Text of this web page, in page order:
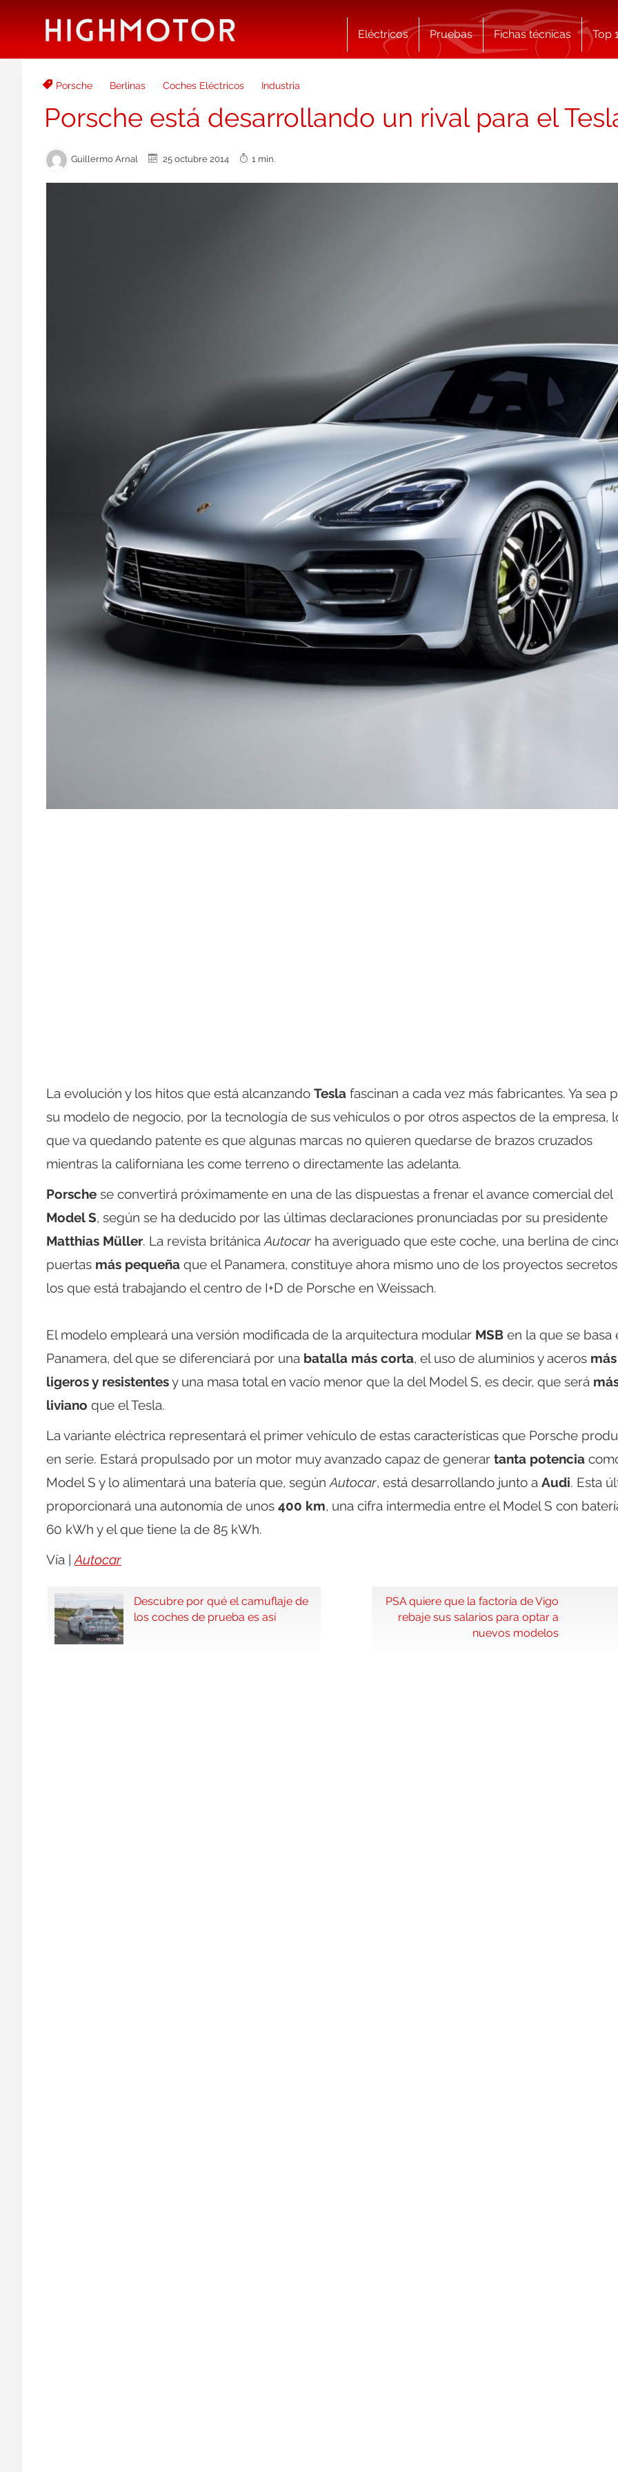
Eléctricos Pruebas Fichas técnicas Top
Porsche Berlinas Coches Eléctricos Industria
Porsche está desarrollando un rival para el
Guillermo Arnal 25 octubre 2014 1 min.
La evolución y los hitos que está alcanzando Tesla fascinan a cada vez más fabricantes. Ya sea
su modelo de negocio, por la tecnología de sus vehículos o por otros aspectos de la empresa,
que va quedando patente es que algunas marcas no quieren quedarse de brazos cruzados
mientras la californiana les come terreno o directamente las adelanta.
Porsche se convertirá próximamente en una de las dispuestas a frenar el avance comercial del
Model S, según se ha deducido por las últimas declaraciones pronunciadas por su presidente
Matthias Müller. La revista británica Autocar ha averiguado que este coche, una berlina de
puertas más pequeña que el Panamera, constituye ahora mismo uno de los proyectos
los que está trabajando el centro de I+D de Porsche en Weissach.
El modelo empleará una versión modificada de la arquitectura modular MSB en la que se basa
Panamera, del que se diferenciará por una batalla más corta, el uso de aluminios y aceros más
ligeros y resistentesy una masa total en vacío menor que la del Model S, es decir, que será
liviano que el Tesla.
La variante eléctrica representará el primer vehículo de estas características que Porsche
en serie. Estará propulsado por un motor muy avanzado capaz de generar tanta potencia
Model S y lo alimentará una batería que, según Autocar, está desarrollando junto a Audi. Esta
proporcionará una autonomía de unos 400 km, una cifra intermedia entre el Model S con
60 kWh y el que tiene la de 85 kWh.
Vía | Autocar
Descubre por qué el camuflaje de
los coches de prueba es así
PSA quiere que la factoría de Vigo
rebaje sus salarios para optar a
nuevos modelos